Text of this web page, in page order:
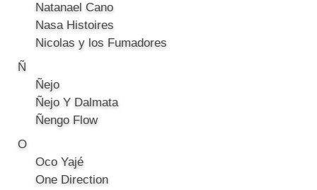
Natanael Cano
Nasa Histoires
Nicolas y los Fumadores
Ñ
Ñejo
Ñejo Y Dalmata
Ñengo Flow
O
Oco Yajé
One Direction